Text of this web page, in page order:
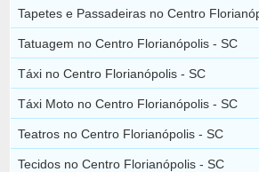
Tapetes e Passadeiras no Centro
Tatuagem no Centro Florianópolis - SC
Táxi no Centro Florianópolis - SC
Táxi Moto no Centro Florianópolis - SC
Teatros no Centro Florianópolis - SC
Tecidos no Centro Florianópolis - SC